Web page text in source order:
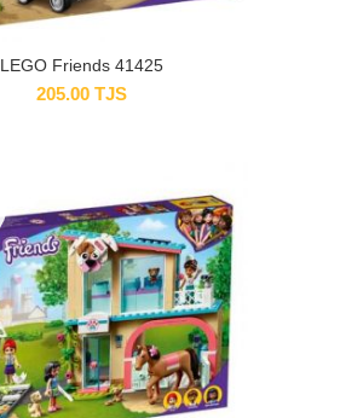
LEGO Friends 41425
205.00 TJS